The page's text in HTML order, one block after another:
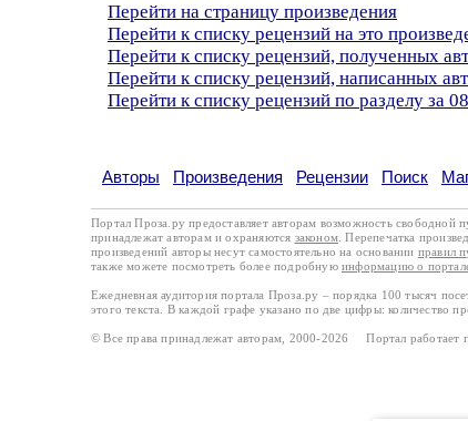
Перейти на страницу произведения
Перейти к списку рецензий на это
Перейти к списку рецензий, полученных
Перейти к списку рецензий, написанных
Перейти к списку рецензий по разделу за
Авторы Произведения Рецензии Поиск
Портал Проза.ру предоставляет авторам возможность свободной
принадлежат авторам и охраняются законом . Перепечатка
произведений авторы несут самостоятельно на основании правил
также можете посмотреть более подробную информацию о
Ежедневная аудитория портала Проза.ру – порядка 100 тысяч
этого текста. В каждой графе указано по две цифры: количество
© Все права принадлежат авторам, 2000-2026 Портал работает